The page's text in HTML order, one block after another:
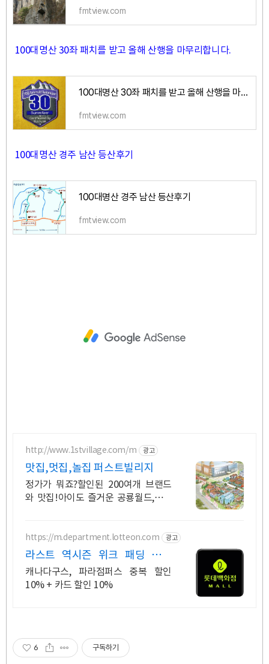
fmtview.com
100대명산 30좌 패치를 받고 올해 산행을 마무리합니다.
100대명산 30좌 패치를 받고 올해 산행을 마무리합니다.
fmtview.com
100대명산 경주 남산 등산후기
100대명산 경주 남산 등산후기
fmtview.com
http://www.1stvillage.com/m 광고
맛집,멋집,놀집 퍼스트빌리지
정가가 뭐죠?할인된 200여개 브랜드
와 맛집!아이도 즐거운 공룡월드,챔피
https://m.department.lotteon.com 광고
라스트 역시즌 위크 패딩 최대
74% 할인
캐나다구스, 파라점퍼스 중복 할인
10% + 카드 할인 10%
6 구독하기